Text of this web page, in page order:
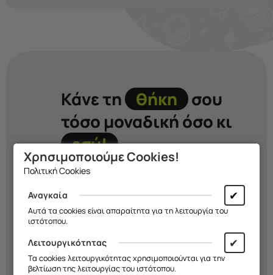
Κάνε τη θήκη
σου
τόσο μοναδική όσο κι
εσύ!
Διάλεξε σχέδιο, χρώμα και υλικό και
που
εκφράζει το στιλ σου. Εσύ
αποφασίζεις
εμείς τηνκατασκευάζουμε!
Ξεκίνα Τώρα!
Χρησιμοποιούμε Cookies!
Πολιτική Cookies
Αναγκαία ✔
Αυτά τα cookies είναι απαραίτητα για τη λειτουργία του
ιστότοπου.
Λειτουργικότητας ✔
Τα cookies λειτουργικότητας χρησιμοποιούνται για την
βελτίωση της λειτουργίας του ιστότοπου.